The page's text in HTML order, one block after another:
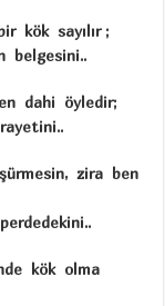
sayılır ;
belgesini..
dahi öyledir;
zira ben
kök olma